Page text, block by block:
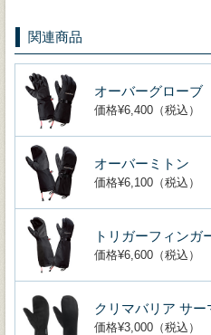
関連商品
オーバーグローブ
価格¥6,400（税込）
オーバーミトン
価格¥6,100（税込）
トリガーフィンガ
価格¥6,600（税込）
クリマバリア サー
価格¥3,000（税込）